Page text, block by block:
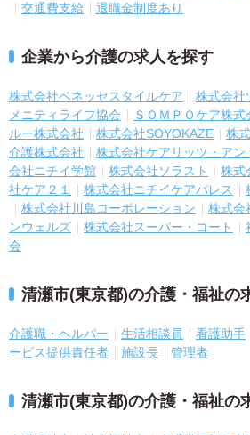
交通費支給
退職金制度あり
企業から介護の求人を探す
株式会社ベネッセスタイルケア 株式会社
メニティライフ協会
ＳＯＭＰＯケア株式
ルー株式会社
株式会社SOYOKAZE 株
介護株式会社
株式会社ケアリッツ・アン
会社ニチイ学館
株式会社ソラスト 株式
社ケア２１
株式会社ニチイケアパレス
株式会社川島コーポレーション
株式会
ンウェルズ
株式会社スーパー・コート
会
清瀬市(東京都)の介護・福祉の
介護職・ヘルパー 生活相談員 看護助手
ービス提供責任者
施設長 管理者
清瀬市(東京都)の介護・福祉の